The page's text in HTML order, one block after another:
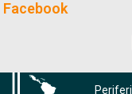
Facebook